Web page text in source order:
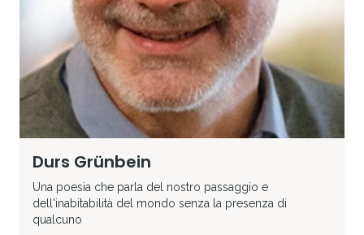
Durs Grünbein
Una poesia che parla del nostro passaggio e
dell'inabitabilità del mondo senza la presenza di
qualcuno